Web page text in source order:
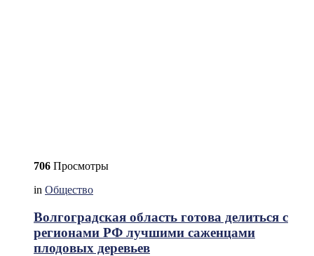
706 Просмотры
in Общество
Волгоградская область готова делиться с
регионами РФ лучшими саженцами
плодовых деревьев